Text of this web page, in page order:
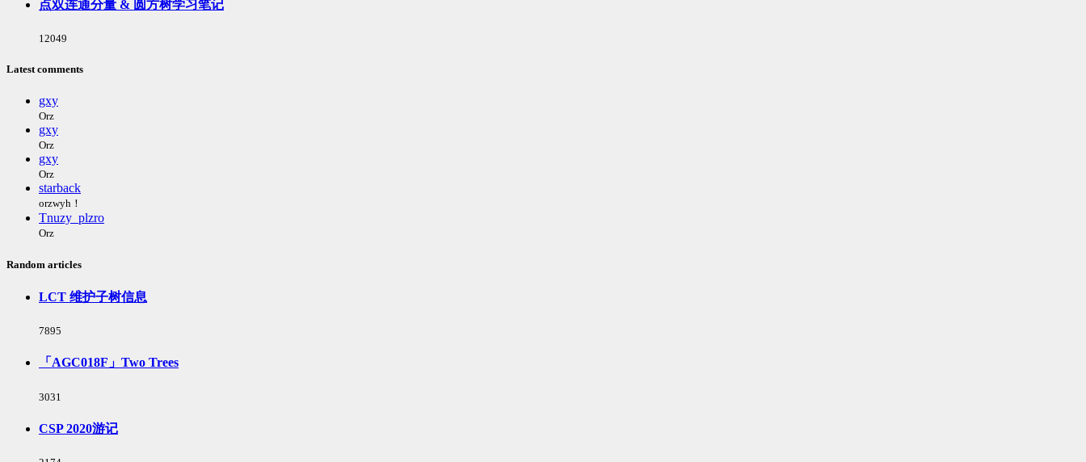
数:
点双连通分量 & 圆方树学习笔记
浏
次
12049
Latest comments
gxy
Orz
gxy
Orz
gxy
Orz
starback
orzwyh！
Tnuzy_plzro
Orz
Random articles
LCT 维护子树信息
浏
次
7895
「AGC018F」Two Trees
浏
次
数:
3031
CSP 2020游记